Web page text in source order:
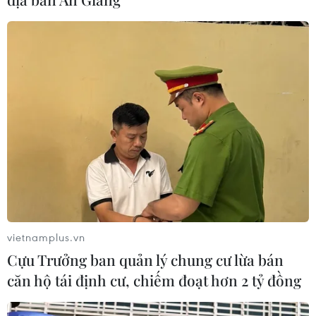
hóa 3.000 tỷ USD nhờ làn sóng lạc
Xem thêm
CƠ QUAN CHỦ QUẢN: THÔNG TẤN XÃ VIỆT NAM
Tổng Biên tập: TRẦN TIẾN DUẨN
Phó Tổng Biên tập: NGUYỄN THỊ TÁM, KHÚC THANH
vietnamplus.vn
Cựu Trưởng ban quản lý chung cư lừa bán
căn hộ tái định cư, chiếm đoạt hơn 2 tỷ đồng